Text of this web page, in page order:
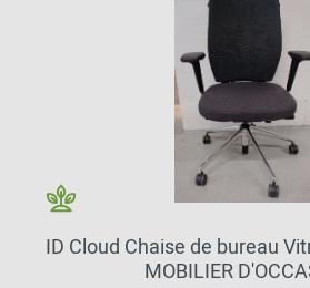
ID Cloud Chaise de bureau
MOBILIER